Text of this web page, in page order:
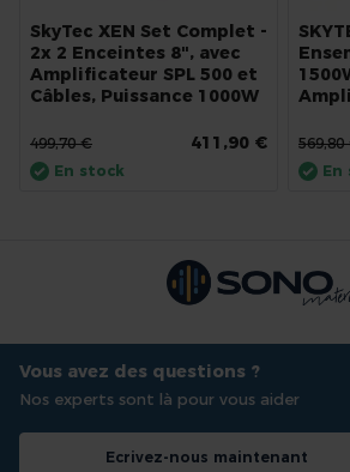
SkyTec XEN Set Complet -
2x 2 Enceintes 8", avec
Amplificateur SPL 500 et
Câbles, Puissance 1000W
411,90 €
499,70 €
En stock
En
Vous avez des questions ?
Nos experts sont là pour vous aider
Ecrivez-nous maintenant